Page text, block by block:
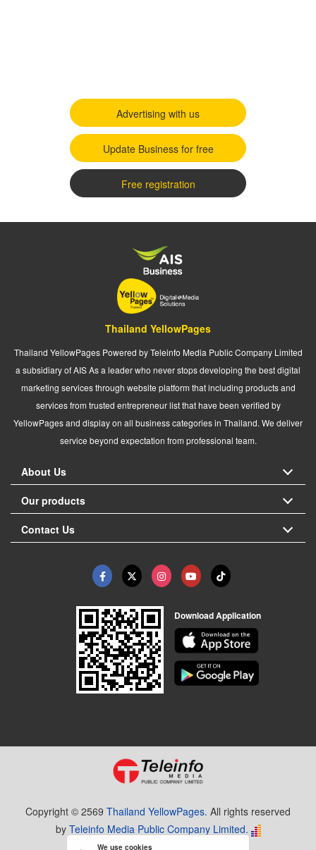
Advertising with us
Update Business for free
Free registration
Thailand YellowPages
Thailand YellowPages Powered by Teleinfo Media Public Company Limited
a subsidiary of AIS As a leader who never stops developing the best digital
marketing services through website platform that including products and
services from trusted entrepreneur list that have been verified by
YellowPages and display on all business categories in Thailand. We deliver
service beyond expectation from professional team.
About Us
Our products
Contact Us
Download Application
Copyright © 2569 Thailand YellowPages. All rights reserved
by Teleinfo Media Public Company Limited.
We use cookies